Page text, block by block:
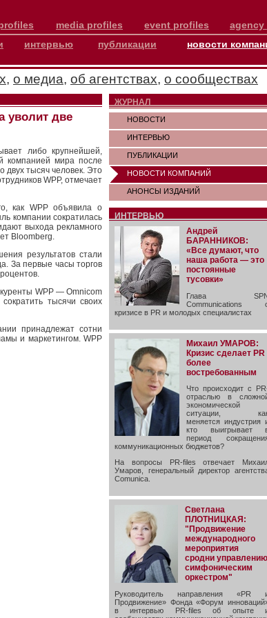
media profiles event profiles agency
интервью публикации новости
, о медиа, об агентствах, о сообществах
уволит две
либо крупнейшей,
компанией мира после
двух тысяч человек. Это
WPP, отмечает
как WPP объявила о
компании сократилась
выхода рекламного
Bloomberg.
результатов стали
За первые часы торгов
WPP — Omnicom
тысячи своих
принадлежат сотни
и маркетингом. WPP
ЖУРНАЛ
НОВОСТИ
ИНТЕРВЬЮ
ПУБЛИКАЦИИ
НОВОСТИ КОМПАНИЙ
АНОНСЫ ИЗДАНИЙ
ИНТЕРВЬЮ
Андрей
БАРАННИКОВ:
«Все думают, что
наша работа — это
постоянные
тусовки»
Глава
Communications
кризисе в PR и молодых специалистах
Михаил УМАРОВ:
Кризис сделает PR
более
востребованным
Что происходит с
отраслью в
экономической
ситуации,
меняется индустрия
кто выигрывает
период
коммуникационных бюджетов?
На вопросы PR-files отвечает
Умаров, генеральный директор
Comunica.
Светлана
ПЛОТНИЦКАЯ:
"Продвижение
международного
мероприятия
сродни управлению
симфоническим
оркестром"
Руководитель направления «PR
Продвижение» Фонда «Форум
в интервью PR-files об опыте